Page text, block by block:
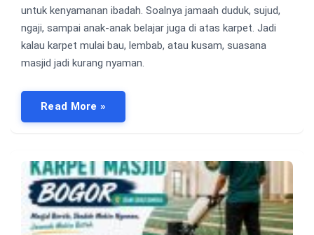
untuk kenyamanan ibadah. Soalnya jamaah duduk, sujud,
ngaji, sampai anak-anak belajar juga di atas karpet. Jadi
kalau karpet mulai bau, lembab, atau kusam, suasana
masjid jadi kurang nyaman.
Read More »